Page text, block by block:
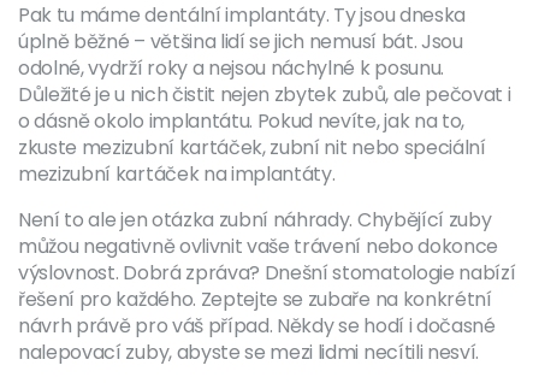
Pak tu máme dentální implantáty. Ty jsou dneska
úplně běžné – většina lidí se jich nemusí bát. Jsou
odolné, vydrží roky a nejsou náchylné k posunu.
Důležité je u nich čistit nejen zbytek zubů, ale pečovat i
o dásně okolo implantátu. Pokud nevíte, jak na to,
zkuste mezizubní kartáček, zubní nit nebo speciální
mezizubní kartáček na implantáty.
Není to ale jen otázka zubní náhrady. Chybějící zuby
můžou negativně ovlivnit vaše trávení nebo dokonce
výslovnost. Dobrá zpráva? Dnešní stomatologie nabízí
řešení pro každého. Zeptejte se zubaře na konkrétní
návrh právě pro váš případ. Někdy se hodí i dočasné
nalepovací zuby, abyste se mezi lidmi necítili nesví.